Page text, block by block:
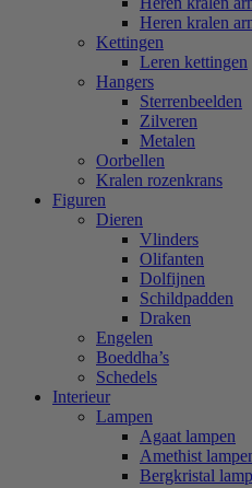
Heren kralen
Kettingen
Leren kettingen
Hangers
Sterrenbeelden
Zilveren
Metalen
Oorbellen
Kralen rozenkrans
Figuren
Dieren
Vlinders
Olifanten
Dolfijnen
Schildpadden
Draken
Engelen
Boeddha’s
Schedels
Interieur
Lampen
Agaat lampen
Amethist
Bergkristal